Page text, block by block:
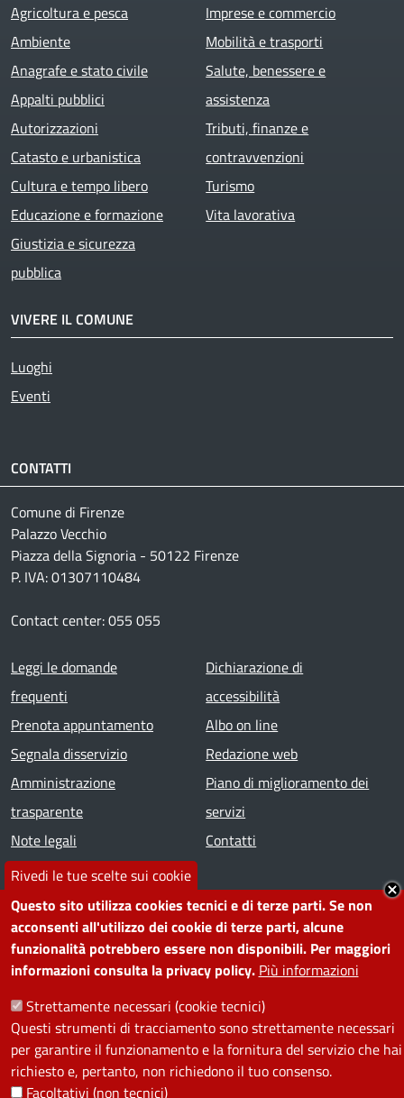
Rivedi le tue scelte sui cookie
Questo sito utilizza cookies tecnici e di terze parti. Se non
acconsenti all'utilizzo dei cookie di terze parti, alcune
funzionalità potrebbero essere non disponibili. Per maggiori
informazioni consulta la privacy policy. Più informazioni
Strettamente necessari (cookie tecnici)
Questi strumenti di tracciamento sono strettamente necessari
per garantire il funzionamento e la fornitura del servizio che hai
richiesto e, pertanto, non richiedono il tuo consenso.
Facoltativi (non tecnici)
Agricoltura e pesca
Ambiente
Anagrafe e stato civile
Appalti pubblici
Autorizzazioni
Catasto e urbanistica
Cultura e tempo libero
Educazione e formazione
Giustizia e sicurezza
pubblica
Imprese e commercio
Mobilità e trasporti
Salute, benessere e
assistenza
Tributi, finanze e
contravvenzioni
Turismo
Vita lavorativa
VIVERE IL COMUNE
Luoghi
Eventi
CONTATTI
Comune di Firenze
Palazzo Vecchio
Piazza della Signoria - 50122 Firenze
P. IVA: 01307110484
Contact center: 055 055
Footer menu
Leggi le domande
frequenti
Prenota appuntamento
Segnala disservizio
Amministrazione
trasparente
Note legali
Dichiarazione di
accessibilità
Albo on line
Redazione web
Piano di miglioramento dei
servizi
Contatti
SEGUICI SU
Facebook
Instagram
YouTube
Telegram
WhatsApp
TwitterLinkedin
Useful links section
La Privacy nel Comune
PRIVACY